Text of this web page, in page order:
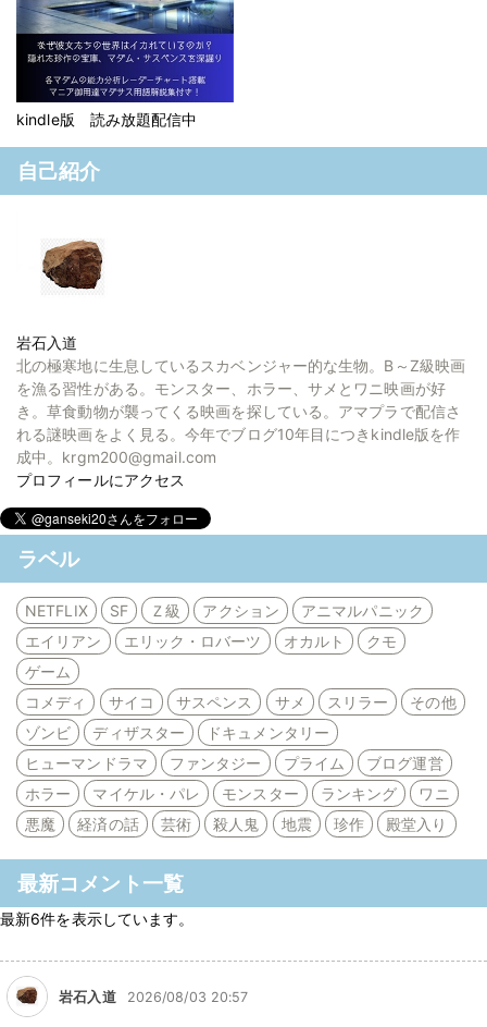
kindle版 読み放題配信中
自己紹介
岩石入道
北の極寒地に生息しているスカベンジャー的な生物。B～Z級映画
を漁る習性がある。モンスター、ホラー、サメとワニ映画が好
き。草食動物が襲ってくる映画を探している。アマプラで配信さ
れる謎映画をよく見る。今年でブログ10年目につきkindle版を作
成中。krgm200@gmail.com
プロフィールにアクセス
ラベル
NETFLIX SF Ｚ級 アクション
アニマルパニック
エイリアン
エリック・ロバーツ オカルト
クモ
ゲーム
コメディ
サイコ サスペンス サメ スリラー
その他
ゾンビ
ディザスター
ドキュメンタリー
ヒューマンドラマ
ファンタジー プライム
ブログ運営
ホラー
マイケル・パレ モンスター ランキング
ワニ
悪魔
経済の話 芸術 殺人鬼 地震 珍作 殿堂入り
最新コメント一覧
最新6件を表示しています。
岩石入道 2026/08/03 20:57